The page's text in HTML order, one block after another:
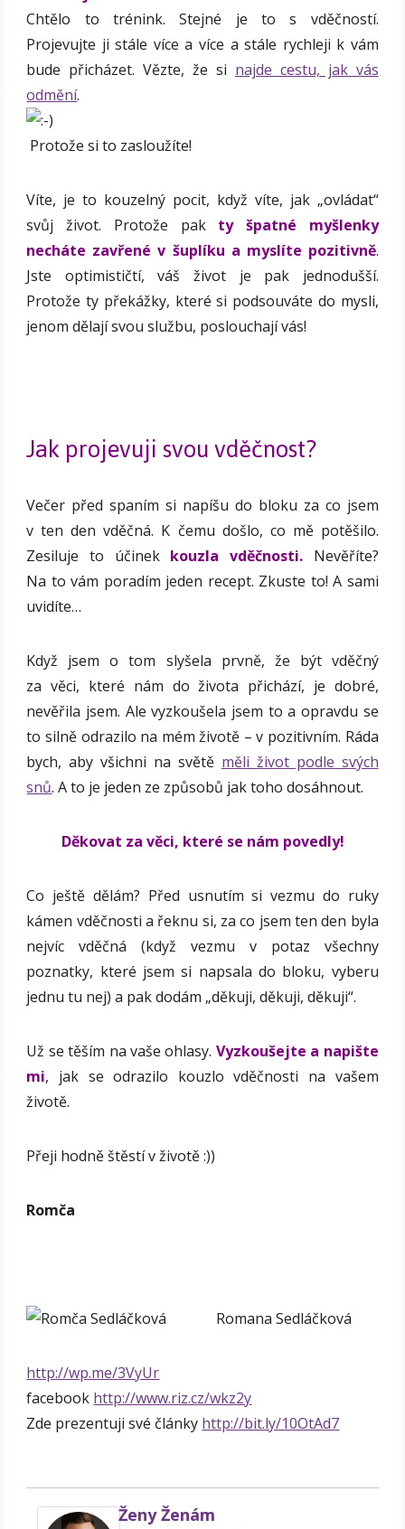
Chtělo to trénink. Stejné je to s vděčností.
Projevujte ji stále více a více a stále rychleji k vám
bude přicházet. Vězte, že si najde cestu, jak vás
odmění.
Protože si to zasloužíte!
Víte, je to kouzelný pocit, když víte, jak „ovládat“
svůj život. Protože pak ty špatné myšlenky
necháte zavřené v šuplíku a myslíte pozitivně.
Jste optimističtí, váš život je pak jednodušší.
Protože ty překážky, které si podsouváte do mysli,
jenom dělají svou službu, poslouchají vás!
Jak projevuji svou vděčnost?
Večer před spaním si napíšu do bloku za co jsem
v ten den vděčná. K čemu došlo, co mě potěšilo.
Zesiluje to účinek kouzla vděčnosti.Nevěříte?
Na to vám poradím jeden recept. Zkuste to! A sami
uvidíte…
Když jsem o tom slyšela prvně, že být vděčný
za věci, které nám do života přichází, je dobré,
nevěřila jsem. Ale vyzkoušela jsem to a opravdu se
to silně odrazilo na mém životě – v pozitivním. Ráda
bych, aby všichni na světě měli život podle svých
snů. A to je jeden ze způsobů jak toho dosáhnout.
Děkovat za věci, které se nám povedly!
Co ještě dělám? Před usnutím si vezmu do ruky
kámen vděčnosti a řeknu si, za co jsem ten den byla
nejvíc vděčná (když vezmu v potaz všechny
poznatky, které jsem si napsala do bloku, vyberu
jednu tu nej) a pak dodám „děkuji, děkuji, děkuji“.
Už se těším na vaše ohlasy. Vyzkoušejte a napište
mi, jak se odrazilo kouzlo vděčnosti na vašem
životě.
Přeji hodně štěstí v životě :))
Romča
Romana Sedláčková
http://wp.me/3VyUr
facebook http://www.riz.cz/wkz2y
Zde prezentuji své články http://bit.ly/10OtAd7
Ženy Ženám